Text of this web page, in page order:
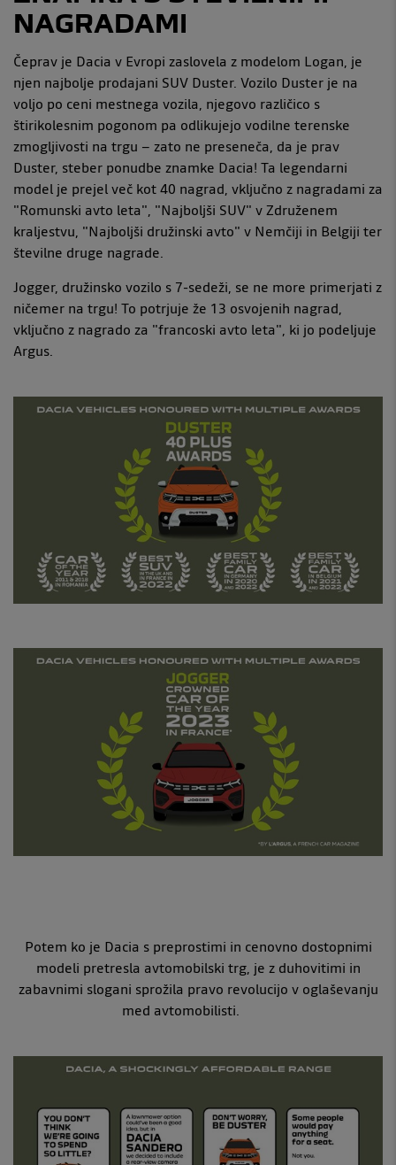
NAGRADAMI
Čeprav je Dacia v Evropi zaslovela z modelom Logan, je
njen najbolje prodajani SUV Duster. Vozilo Duster je na
voljo po ceni mestnega vozila, njegovo različico s
štirikolesnim pogonom pa odlikujejo vodilne terenske
zmogljivosti na trgu – zato ne preseneča, da je prav
Duster, steber ponudbe znamke Dacia! Ta legendarni
model je prejel več kot 40 nagrad, vključno z nagradami za
"Romunski avto leta", "Najboljši SUV" v Združenem
kraljestvu, "Najboljši družinski avto" v Nemčiji in Belgiji ter
številne druge nagrade.
Jogger, družinsko vozilo s 7-sedeži, se ne more primerjati z
ničemer na trgu! To potrjuje že 13 osvojenih nagrad,
vključno z nagrado za "francoski avto leta", ki jo podeljuje
Argus.
Potem ko je Dacia s preprostimi in cenovno dostopnimi
modeli pretresla avtomobilski trg, je z duhovitimi in
zabavnimi slogani sprožila pravo revolucijo v oglaševanju
med avtomobilisti.